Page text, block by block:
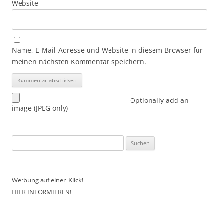
Website
Name, E-Mail-Adresse und Website in diesem Browser für
meinen nächsten Kommentar speichern.
Optionally add an
image (JPEG only)
nach:
Werbung auf einen Klick!
HIER INFORMIEREN!